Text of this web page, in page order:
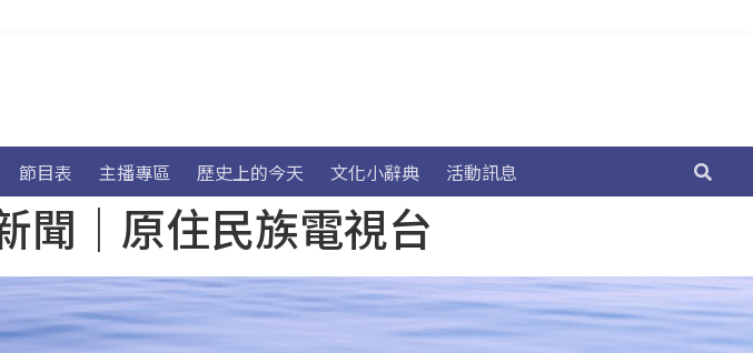
節目表 主播專區 歷史上的今天 文化小辭典 活動訊息
聞｜原住民族電視台